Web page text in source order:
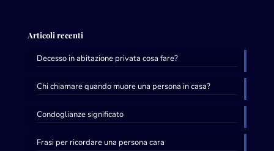
Articoli recenti
Decesso in abitazione privata cosa fare?
Chi chiamare quando muore una persona in casa?
Condoglianze significato
Frasi per ricordare una persona cara